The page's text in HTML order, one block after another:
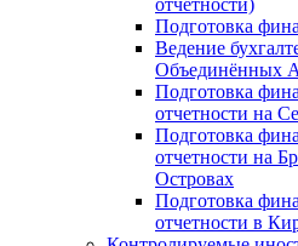
отчётности)
Подготовка
Ведение
Объединённых
Подготовка
отчетности на
Подготовка
отчетности на
Островах
Подготовка
отчетности в